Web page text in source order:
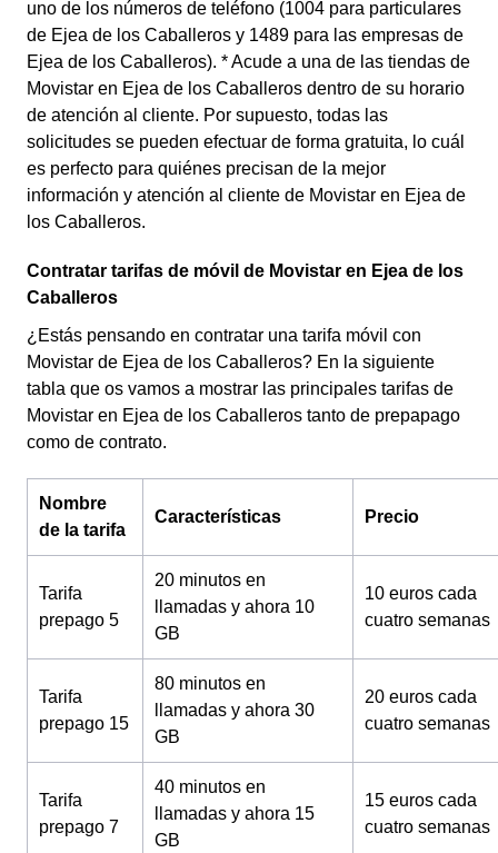
uno de los números de teléfono (1004 para particulares
de Ejea de los Caballeros y 1489 para las empresas de
Ejea de los Caballeros). * Acude a una de las tiendas de
Movistar en Ejea de los Caballeros dentro de su horario
de atención al cliente. Por supuesto, todas las
solicitudes se pueden efectuar de forma gratuita, lo cuál
es perfecto para quiénes precisan de la mejor
información y atención al cliente de Movistar en Ejea de
los Caballeros.
Contratar tarifas de móvil de Movistar en Ejea de los
Caballeros
¿Estás pensando en contratar una tarifa móvil con
Movistar de Ejea de los Caballeros? En la siguiente
tabla que os vamos a mostrar las principales tarifas de
Movistar en Ejea de los Caballeros tanto de prepapago
como de contrato.
Nombre
de la tarifa
Características Precio
Tarifa
prepago 5
20 minutos en
llamadas y ahora 10
GB
10 euros cada
cuatro semanas
Tarifa
prepago 15
80 minutos en
llamadas y ahora 30
GB
20 euros cada
cuatro semanas
Tarifa
prepago 7
40 minutos en
llamadas y ahora 15
GB
15 euros cada
cuatro semanas